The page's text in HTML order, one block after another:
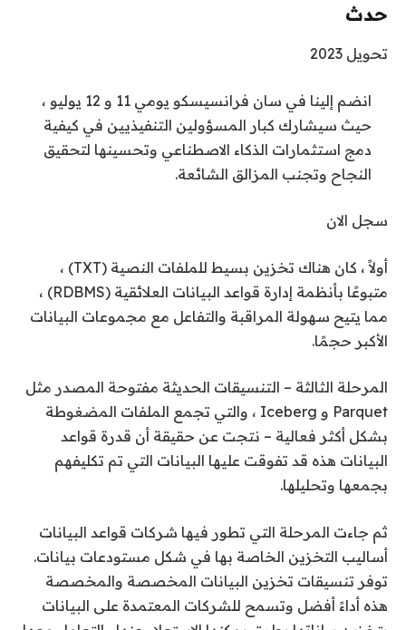
حدث
تحويل 2023
انضم إلينا في سان فرانسيسكو يومي 11 و 12 يوليو ،
حيث سيشارك كبار المسؤولين التنفيذيين في كيفية
دمج استثمارات الذكاء الاصطناعي وتحسينها لتحقيق
النجاح وتجنب المزالق الشائعة.
سجل الان
أولاً ، كان هناك تخزين بسيط للملفات النصية (TXT) ،
متبوعًا بأنظمة إدارة قواعد البيانات العلائقية (RDBMS) ،
مما يتيح سهولة المراقبة والتفاعل مع مجموعات البيانات
الأكبر حجمًا.
المرحلة الثالثة – التنسيقات الحديثة مفتوحة المصدر مثل
Parquet و Iceberg ، والتي تجمع الملفات المضغوطة
بشكل أكثر فعالية – نتجت عن حقيقة أن قدرة قواعد
البيانات هذه قد تفوقت عليها البيانات التي تم تكليفهم
بجمعها وتحليلها.
ثم جاءت المرحلة التي تطور فيها شركات قواعد البيانات
أساليب التخزين الخاصة بها في شكل مستودعات بيانات.
توفر تنسيقات تخزين البيانات المخصصة والمخصصة
هذه أداءً أفضل وتسمح للشركات المعتمدة على البيانات